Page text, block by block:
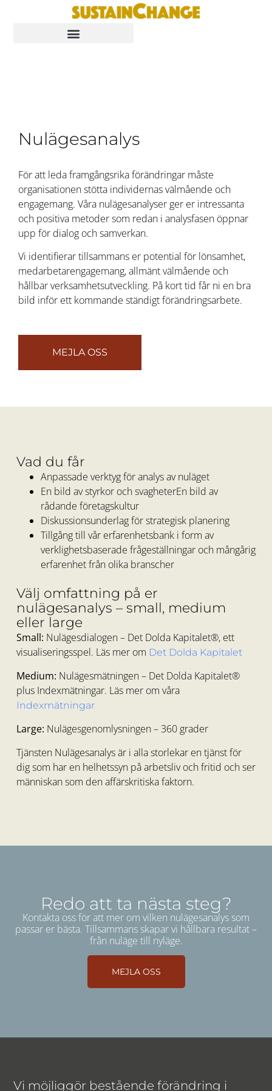
Nulägesanalys
För att leda framgångsrika förändringar måste
organisationen stötta individernas välmående och
engagemang. Våra nulägesanalyser ger er intressanta
och positiva metoder som redan i analysfasen öppnar
upp för dialog och samverkan.
Vi identifierar tillsammans er potential för lönsamhet,
medarbetarengagemang, allmänt välmående och
hållbar verksamhetsutveckling. På kort tid får ni en bra
bild inför ett kommande ständigt förändringsarbete.
MEJLA OSS
Vad du får
Anpassade verktyg för analys av nuläget
En bild av styrkor och svagheterEn bild av
rådande företagskultur
Diskussionsunderlag för strategisk planering
Tillgång till vår erfarenhetsbank i form av
verklighetsbaserade frågeställningar och mångårig
erfarenhet från olika branscher
Välj omfattning på er
nulägesanalys – small, medium
eller large
Small: Nulägesdialogen – Det Dolda Kapitalet®, ett
visualiseringsspel. Läs mer om Det Dolda Kapitalet
Medium: Nulägesmätningen – Det Dolda Kapitalet®
plus Indexmätningar. Läs mer om våra
Indexmätningar
Large: Nulägesgenomlysningen – 360 grader
Tjänsten Nulägesanalys är i alla storlekar en tjänst för
dig som har en helhetssyn på arbetsliv och fritid och ser
människan som den affärskritiska faktorn.
Redo att ta nästa steg?
Kontakta oss för att mer om vilken nulägesanalys som
passar er bästa. Tillsammans skapar vi hållbara resultat –
från nuläge till nyläge.
MEJLA OSS
Vi möjliggör bestående förändring i